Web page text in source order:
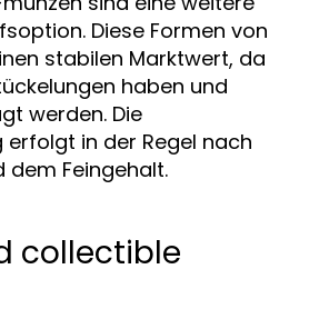
Diese Formen von
stabilen Marktwert, da
haben und
werden. Die
in der Regel nach
dem Feingehalt.
collectible